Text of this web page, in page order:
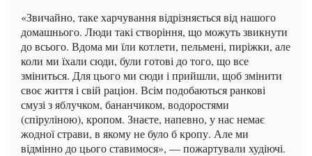
«Звичайно, таке харчування відрізняється від нашого
домашнього. Люди такі створіння, що можуть звикнути
до всього. Вдома ми їли котлети, пельмені, пиріжки, але
коли ми їхали сюди, були готові до того, що все
зміниться. Для цього ми сюди і прийшли, щоб змінити
своє життя і свій раціон. Всім подобаються ранкові
смузі з яблучком, бананчиком, водоростями
(спіруліною), кропом. Знаєте, напевно, у нас немає
жодної страви, в якому не було б кропу. Але ми
відмінно до цього ставимося», — пожартували худіючі.